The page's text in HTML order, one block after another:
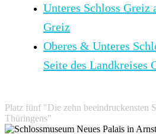
Unteres Schloss Greiz
Greiz
Oberes & Unteres
Seite des Landkreises
Platz fünf "Die zehn beeindruckensten
Thüringens"